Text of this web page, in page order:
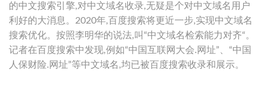
的中文搜索引擎,对中文域名收录,无疑是个对中文域名用户
利好的大消息。2020年,百度搜索将更近一步,实现中文域名
搜索优化。按照李明华的说法,叫“中文域名检索能力对齐“。
记者在百度搜索中发现,例如“中国互联网大会.网址”、“中国
人保财险.网址”等中文域名,均已被百度搜索收录和展示。